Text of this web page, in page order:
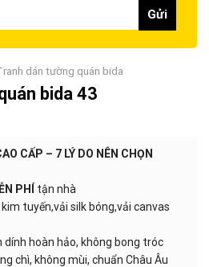
dán tường quán bida
bida 43
CẤP – 7 LÝ DO NÊN CHỌN
PHÍ tận nhà
kim tuyến,vải silk bóng,vải canvas
dính hoàn hảo, không bong tróc
chì, không mùi, chuẩn Châu Âu